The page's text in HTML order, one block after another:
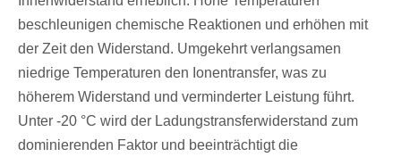
beschleunigen chemische Reaktionen und erhöhen mit
der Zeit den Widerstand. Umgekehrt verlangsamen
niedrige Temperaturen den Ionentransfer, was zu
höherem Widerstand und verminderter Leistung führt.
Unter -20 °C wird der Ladungstransferwiderstand zum
dominierenden Faktor und beeinträchtigt die